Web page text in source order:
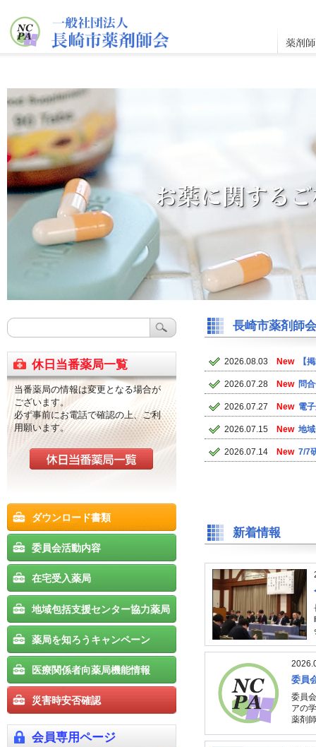
長崎市薬剤師
2026.08.03 New 【
2026.07.28 New 問
2026.07.27 New 電
2026.07.15 New 地
2026.07.14 New 7/7
新着情報
委員
委員
アの
薬剤
休日当番薬局一覧
当番薬局の情報は変更となる場合が
ございます。
必ず事前にお電話で確認の上、ご利
用願います。
ダウンロード書類
委員会活動内容
在宅受入薬局
地域包括支援センター協力薬局
薬局を知ろうキャンペーン
医療関係者向薬局機能情報
災害時安否確認
会員専用ページ